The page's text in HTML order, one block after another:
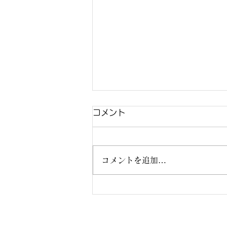
【営業予定】スポーツショッ
コメント
コメントを追加…